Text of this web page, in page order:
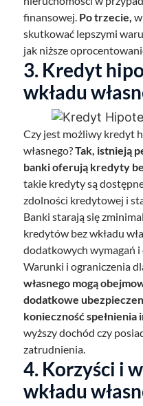
finansowej. Po trzecie,
skutkować lepszymi
jak niższe
3. Kredyt
wkładu
Czy jest możliwy kredyt
własnego?Tak, istnieją
banki oferują kredyty
takie kredyty są
zdolności kredytowej i
Banki starają się
kredytów bez wkładu
dodatkowych wymagań i
Warunki i ograniczenia
własnego mogą
dodatkowe
konieczność
wyższy dochód czy
zatrudnienia.
4. Korzyści i
wkładu